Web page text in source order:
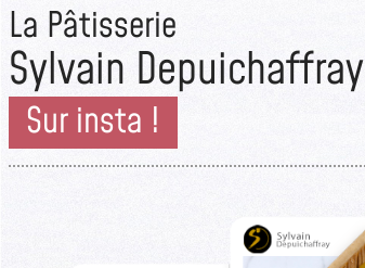
La Pâtisserie
Sylvain Depuichaffray
Sur insta !